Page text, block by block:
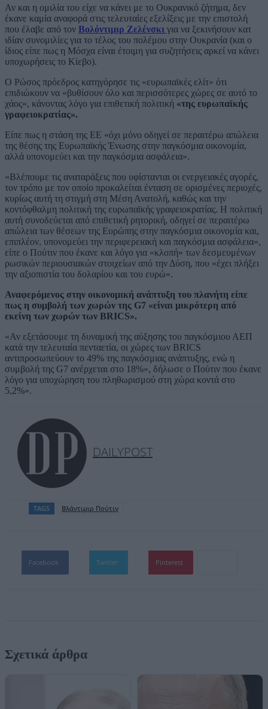
Αν και η ομιλία του είχε να κάνει με το Ουκρανικό ζήτημα, δεν
έκανε καμία αναφορά στις τελευταίες εξελίξεις με την επιστολή
που έλαβε από τον Βολόντιμιρ Ζελένσκι για να ξεκινήσουν κατ
ιδίαν συνομιλίες για το τέλος του πολέμου στην Ουκρανία (και ο
ίδιος είπε πως η Μόσχα είναι έτοιμη για συζητήσεις αρκεί να κάνει
υποχωρήσεις το Κίεβο).
Ο Ρώσος πρόεδρος κατηγόρησε τις «ευρωπαϊκές ελίτ» ότι
επιδιώκουν να «βυθίσουν όλο και περισσότερες χώρες σε αυτό το
χάος», κάνοντας λόγο για επιθετική πολιτική «της ευρωπαϊκής
γραφειοκρατίας».
Είπε πως η στάση της ΕΕ «όχι μόνο οδηγεί σε περαιτέρω απώλεια
της θέσης της Ευρωπαϊκής Ένωσης στην παγκόσμια οικονομία,
αλλά υπονομεύει και την παγκόσμια ασφάλεια».
«Βλέπουμε τις αναταράξεις που υφίστανται οι ενεργειακές αγορές,
τον τρόπο με τον οποίο προκαλείται ένταση σε ορισμένες περιοχές,
κυρίως αυτή τη στιγμή στη Μέση Ανατολή, καθώς και την
κοντόφθαλμη πολιτική της ευρωπαϊκής γραφειοκρατίας. Η πολιτική
αυτή συνοδεύεται από επιθετική ρητορική, οδηγεί σε περαιτέρω
απώλεια των θέσεων της Ευρώπης στην παγκόσμια οικονομία και,
επιπλέον, υπονομεύει την περιφερειακή και παγκόσμια ασφάλεια»,
είπε ο Πούτιν που έκανε και λόγο για «κλοπή» των δεσμευμένων
ρωσικών περιουσιακών στοιχείων από την Δύση, που «έχει πλήξει
την αξιοπιστία του δολαρίου και του ευρώ».
Αναφερόμενος στην οικονομική ανάπτυξη του πλανήτη είπε
πως η συμβολή των χωρών της G7 «είναι μικρότερη από
εκείνη των χωρών των BRICS».
«Αν εξετάσουμε τη δυναμική της αύξησης του παγκόσμιου ΑΕΠ
κατά την τελευταία πενταετία, οι χώρες των BRICS
αντιπροσωπεύουν το 49% της παγκόσμιας ανάπτυξης, ενώ η
συμβολή της G7 ανέρχεται στο 18%», δήλωσε ο Πούτιν που έκανε
λόγο για υποχώρηση του πληθωρισμού στη χώρα κοντά στο
5,2%».
DAILYPOST
TAGS Βλάντιμιρ Πούτιν
Facebook Twitter Pinterest
Σχετικά άρθρα